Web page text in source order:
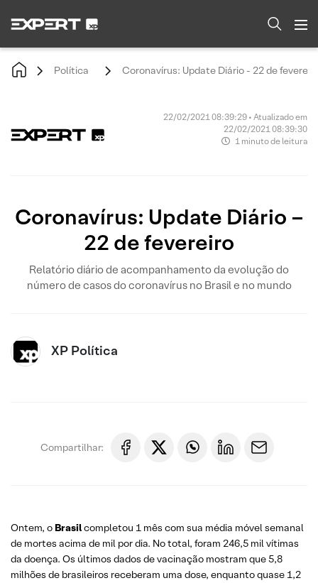
Política Coronavírus: Update Diário - 22 de
22/02/2021 08:39:29 • Atualizado em
22/02/2021 08:39:30
1 minuto de leitura
Coronavírus: Update Diário –
22 de fevereiro
Relatório diário de acompanhamento da evolução do
número de casos do coronavírus no Brasil e no mundo
XP Política
Compartilhar:
Ontem, o Brasilcompletou 1 mês com sua média móvel semanal
de mortes acima de mil por dia. No total, foram 246,5 mil vítimas
da doença. Os últimos dados de vacinação mostram que 5,8
milhões de brasileiros receberam uma dose, enquanto quase 1,2